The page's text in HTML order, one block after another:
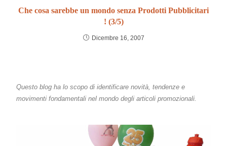
Che cosa sarebbe un mondo senza Prodotti Pubblicitari
! (3/5)
Dicembre 16, 2007
Questo blog ha lo scopo di identificare novità, tendenze e
movimenti fondamentali nel mondo degli articoli promozionali.